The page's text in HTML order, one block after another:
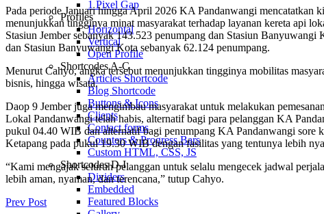
1 Pixel Gap
Profiles
Horizontal
Vertical
Open Profile
Shortcodes A-C
Articles Shortcode
Blog Shortcode
Buttons & Icons
Clients
Contact forms
Counters & Progress Bars
Custom HTML, CSS, JS
Shortcodes D-I
Dividers
Embedded
Featured Blocks
Pada periode Januari hingga April 2026 KA Pandanwangi mencatatkan
menunjukkan tingginya minat masyarakat terhadap layanan kereta api
Stasiun Jember sebanyak 143.523 penumpang dan Stasiun
dan Stasiun Banyuwangi Kota sebanyak 62.124 penumpang.
Menurut Cahyo, angka tersebut menunjukkan tingginya mobilitas
bisnis, hingga wisata.
Daop 9 Jember juga mengimbau masyarakat untuk melakukan
Lokal Pandanwangi telah habis, alternatif bagi para pelanggan KA
pukul 04.40 WIB dan alternatif bagi penumpang KA Pandanwangi sore
Ketapang pada pukul 19.30 WIB dengan fasilitas yang tentunya lebih
“Kami mengajak seluruh pelanggan untuk selalu mengecek jadwal
lebih aman, nyaman, dan terencana,” tutup Cahyo.
Prev Post